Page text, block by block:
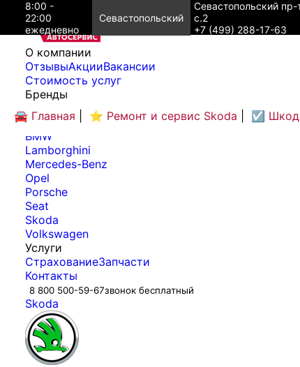
8:00 -
22:00
ежедневно
Севастопольский
Севастопольский пр-
с.2
+7 (499) 288-17-63
O компании
ОтзывыАкцииВакансии
Cтоимость услуг
Бренды
Audi
Bentley
BMW
Lamborghini
Mercedes-Benz
Opel
Porsche
Seat
Skoda
Volkswagen
Услуги
СтрахованиеЗапчасти
Контакты
8 800 500-59-67звонок бесплатный
🚘 Главная ⭐ Ремонт и сервис Skoda ☑️
Skoda